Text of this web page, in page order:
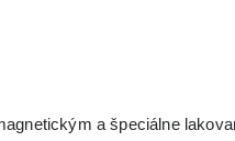
a špeciálne